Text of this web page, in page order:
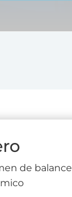
de balance